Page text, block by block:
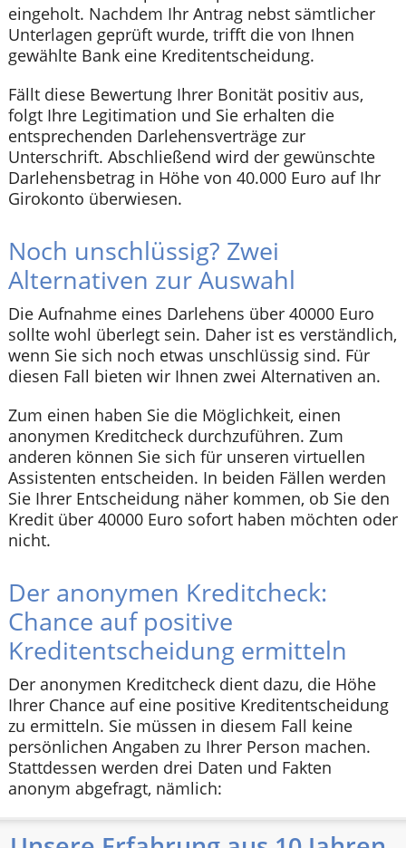
eingeholt. Nachdem Ihr Antrag nebst sämtlicher
Unterlagen geprüft wurde, trifft die von Ihnen
gewählte Bank eine Kreditentscheidung.
Fällt diese Bewertung Ihrer Bonität positiv aus,
folgt Ihre Legitimation und Sie erhalten die
entsprechenden Darlehensverträge zur
Unterschrift. Abschließend wird der gewünschte
Darlehensbetrag in Höhe von 40.000 Euro auf Ihr
Girokonto überwiesen.
Noch unschlüssig? Zwei
Alternativen zur Auswahl
Die Aufnahme eines Darlehens über 40000 Euro
sollte wohl überlegt sein. Daher ist es verständlich,
wenn Sie sich noch etwas unschlüssig sind. Für
diesen Fall bieten wir Ihnen zwei Alternativen an.
Zum einen haben Sie die Möglichkeit, einen
anonymen Kreditcheck durchzuführen. Zum
anderen können Sie sich für unseren virtuellen
Assistenten entscheiden. In beiden Fällen werden
Sie Ihrer Entscheidung näher kommen, ob Sie den
Kredit über 40000 Euro sofort haben möchten oder
nicht.
Der anonymen Kreditcheck:
Chance auf positive
Kreditentscheidung ermitteln
Der anonymen Kreditcheck dient dazu, die Höhe
Ihrer Chance auf eine positive Kreditentscheidung
zu ermitteln. Sie müssen in diesem Fall keine
persönlichen Angaben zu Ihrer Person machen.
Stattdessen werden drei Daten und Fakten
anonym abgefragt, nämlich: